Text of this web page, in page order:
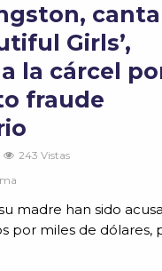
Girls’,
la cárcel
fraude
243 Vistas
madre han sido
por miles de dólares,